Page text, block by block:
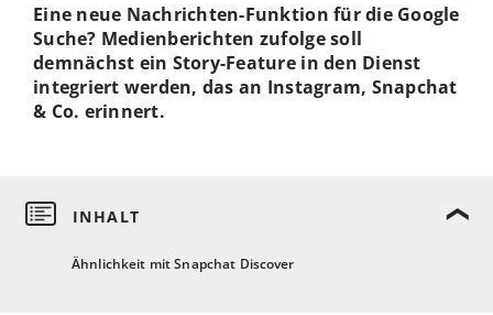
Ähnlichkeit mit Snapchat Discover
Eine neue Nachrichten-Funktion für die Google
Suche? Medienberichten zufolge soll
demnächst ein Story-Feature in den Dienst
integriert werden, das an Instagram, Snapchat
& Co. erinnert.